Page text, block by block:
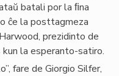
batali por la ﬁna
ĉe la posttagmeza
prezidinto de
la esperanto-satiro.
fare de Giorgio Silfer,